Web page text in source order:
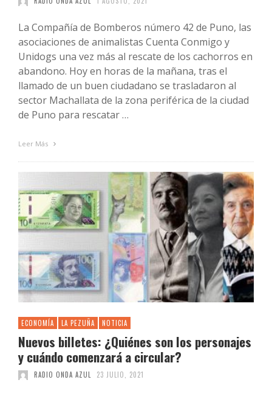
La Compañía de Bomberos número 42 de Puno, las
asociaciones de animalistas Cuenta Conmigo y
Unidogs una vez más al rescate de los cachorros en
abandono. Hoy en horas de la mañana, tras el
llamado de un buen ciudadano se trasladaron al
sector Machallata de la zona periférica de la ciudad
de Puno para rescatar …
Leer Más
ECONOMÍA LA PEZUÑA NOTICIA
Nuevos billetes: ¿Quiénes son los personajes
y cuándo comenzará a circular?
RADIO ONDA AZUL 23 JULIO, 2021